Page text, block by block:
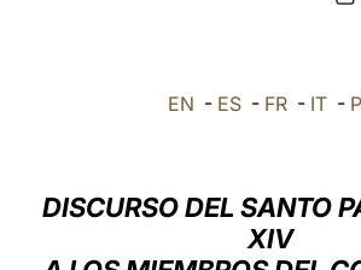
EN - ES - FR - IT -
DISCURSO DEL SANTO
XIV